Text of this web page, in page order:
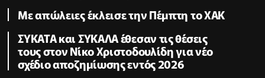
Με απώλειες έκλεισε την Πέμπτη το ΧΑΚ
ΣΥΚΑΤΑ και ΣΥΚΑΛΑ έθεσαν τις θέσεις
τους στον Νίκο Χριστοδουλίδη για νέο
σχέδιο αποζημίωσης εντός 2026